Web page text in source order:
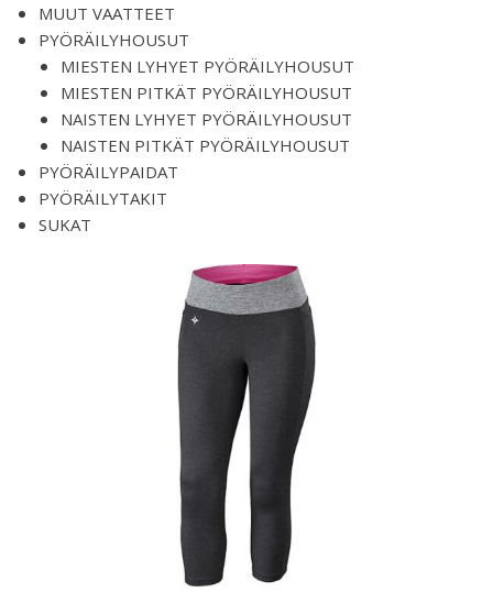
MUUT VAATTEET
PYÖRÄILYHOUSUT
MIESTEN LYHYET PYÖRÄILYHOUSUT
MIESTEN PITKÄT PYÖRÄILYHOUSUT
NAISTEN LYHYET PYÖRÄILYHOUSUT
NAISTEN PITKÄT PYÖRÄILYHOUSUT
PYÖRÄILYPAIDAT
PYÖRÄILYTAKIT
SUKAT